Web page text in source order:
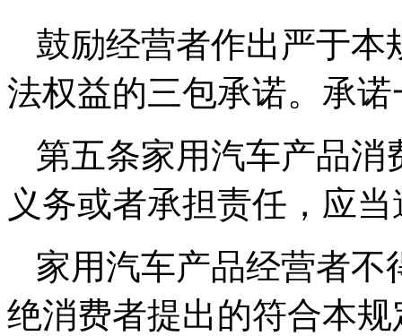
鼓励经营者作出严于本
法权益的三包承诺。承
第五条家用汽车产品消
义务或者承担责任，应
家用汽车产品经营者
绝消费者提出的符合本